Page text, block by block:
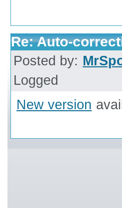
Re: Auto-
Posted by:
Logged
New version